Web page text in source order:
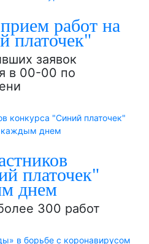
работ на
платочек"
заявок
в 00-00 по
платочек"
днем
300 работ